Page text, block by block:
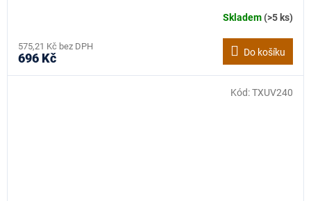
Skladem(>5 ks)
575,21 Kč bez DPH
696 Kč Do košíku
Kód:TXUV240